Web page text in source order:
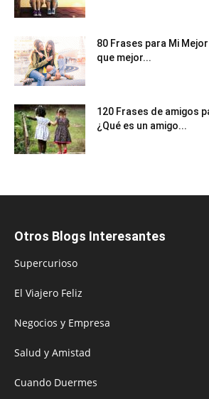
80 Frases para Mi
que mejor...
120 Frases de amigos
¿Qué es un amigo...
Otros Blogs Interesantes
Supercurioso
El Viajero Feliz
Negocios y Empresa
Salud y Amistad
Cuando Duermes